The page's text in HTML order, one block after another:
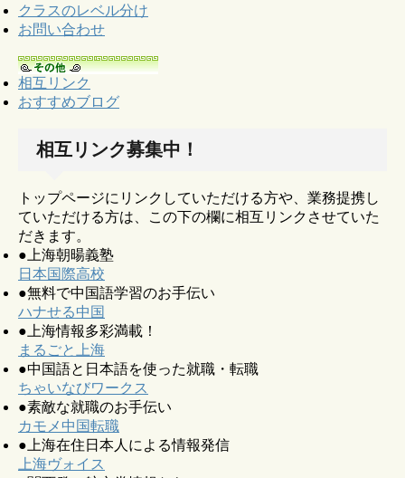
クラスのレベル分け
お問い合わせ
相互リンク
おすすめブログ
相互リンク募集中！
トップページにリンクしていただける方や、業務提携し
ていただける方は、この下の欄に相互リンクさせていた
だきます。
●上海朝暘義塾
日本国際高校
●無料で中国語学習のお手伝い
ハナせる中国
●上海情報多彩満載！
まるごと上海
●中国語と日本語を使った就職・転職
ちゃいなびワークス
●素敵な就職のお手伝い
カモメ中国転職
●上海在住日本人による情報発信
上海ヴォイス